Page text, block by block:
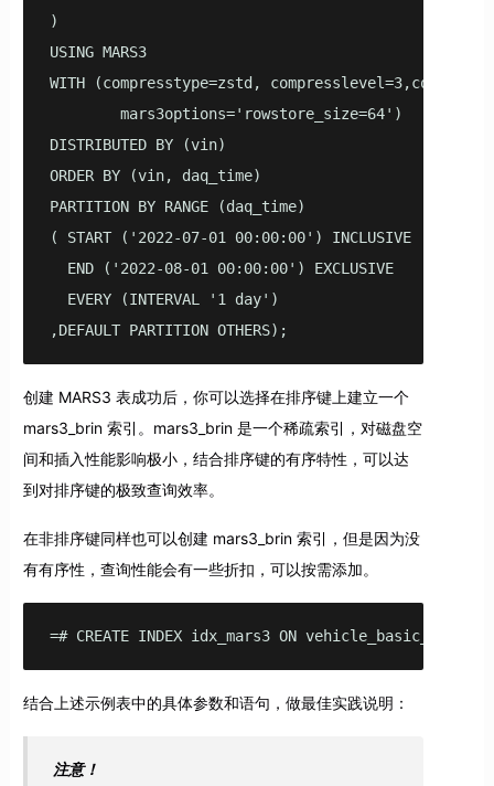
)
USING MARS3
WITH (compresstype=zstd,
        mars3options='rowstore_size=64')
DISTRIBUTED BY (vin)
ORDER BY (vin, daq_time)
PARTITION BY RANGE (daq_time)
( START ('2022-07-01 00:00:00') INCLUSIVE
  END ('2022-08-01 00:00:00') EXCLUSIVE
  EVERY (INTERVAL '1 day')
,DEFAULT PARTITION OTHERS);
创建 MARS3 表成功后，你可以选择在排序键上建立一个
mars3_brin 索引。mars3_brin 是一个稀疏索引，对磁盘空
间和插入性能影响极小，结合排序键的有序特性，可以达
到对排序键的极致查询效率。
在非排序键同样也可以创建 mars3_brin 索引，但是因为没
有有序性，查询性能会有一些折扣，可以按需添加。
=# CREATE INDEX idx_mars3 ON
结合上述示例表中的具体参数和语句，做最佳实践说明：
注意！